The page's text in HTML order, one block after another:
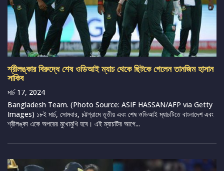
শ্রীলঙ্কার বিরুদ্ধে শেষ ওডিআই ম্যাচ থেকে ছিটকে গেলেন তানজিম হাসান
সাকিব
মার্চ 17, 2024
Bangladesh Team. (Photo Source: ASIF HASSAN/AFP via Getty
Images) ১৮ই মার্চ, সোমবার, চট্টগ্রামে তৃতীয় এবং শেষ ওডিআই ম্যাচটিতে বাংলাদেশ এবং
শ্রীলঙ্কা একে অপরের মুখোমুখি হবে। এই ম্যাচটির আগে...